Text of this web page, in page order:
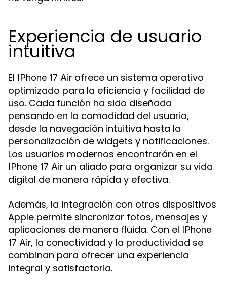
Experiencia de usuario
intuitiva
El IPhone 17 Air ofrece un sistema operativo
optimizado para la eficiencia y facilidad de
uso. Cada función ha sido diseñada
pensando en la comodidad del usuario,
desde la navegación intuitiva hasta la
personalización de widgets y notificaciones.
Los usuarios modernos encontrarán en el
IPhone 17 Air un aliado para organizar su vida
digital de manera rápida y efectiva.
Además, la integración con otros dispositivos
Apple permite sincronizar fotos, mensajes y
aplicaciones de manera fluida. Con el IPhone
17 Air, la conectividad y la productividad se
combinan para ofrecer una experiencia
integral y satisfactoria.